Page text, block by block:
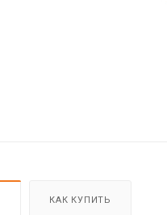
КАК КУПИТЬ